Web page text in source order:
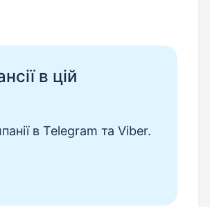
в цій
в Telegram та Viber.